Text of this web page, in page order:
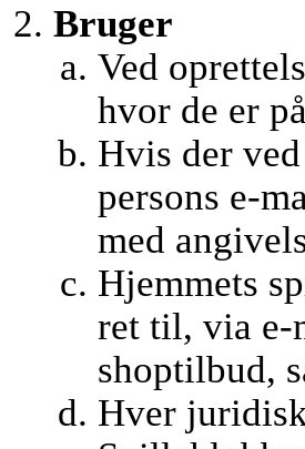
Bruger
Ved
hvor de er
Hvis der
persons e-
med
Hjemmets
ret til, via e-
shoptilbud,
Hver